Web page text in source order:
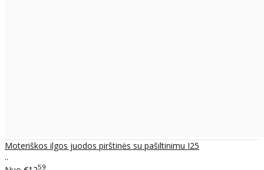
Moteriškos ilgos juodos pirštinės su pašiltinimu I25
..
59